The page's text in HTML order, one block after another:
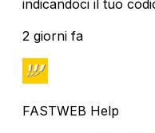
indicandoci il tuo
2 giorni fa
FASTWEB Help